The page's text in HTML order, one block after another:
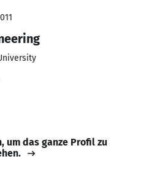
um das ganze Profil zu